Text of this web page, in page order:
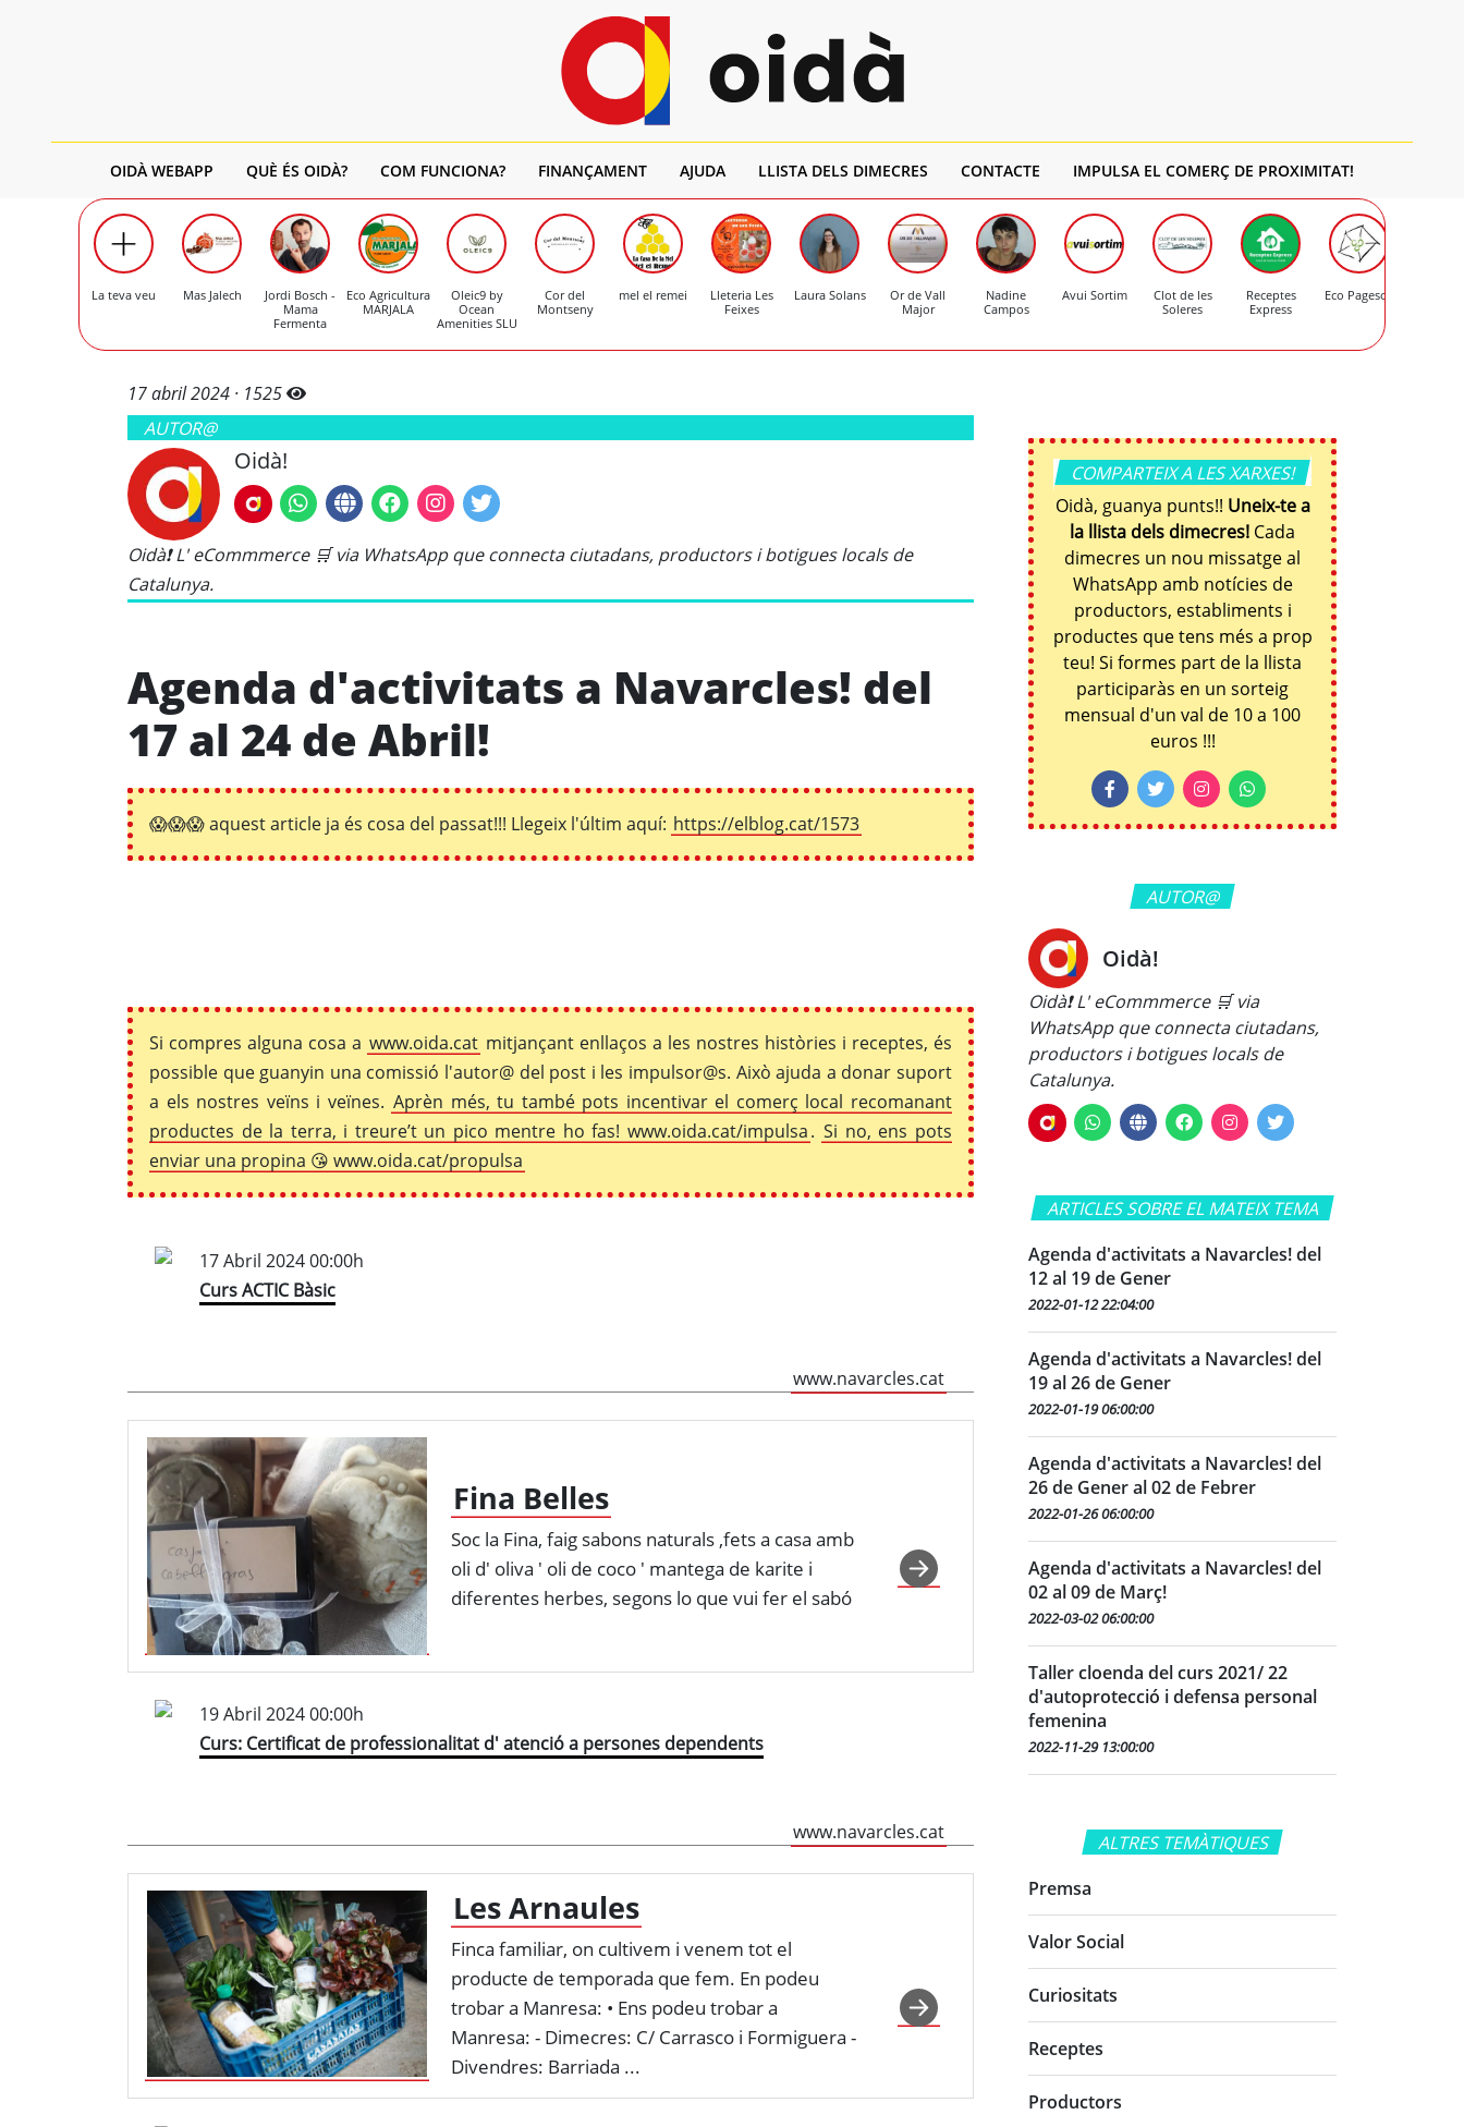
OIDÀ WEBAPP QUÈ ÉS OIDÀ? COM FUNCIONA? FINANÇAMENT AJUDA LLISTA DELS DIMECRES CONTACTE IMPULSA EL COMERÇ DE PROXIMITAT!
La teva veu Mas Jalech
Jordi Bosch -
Mama
Fermenta
Eco Agricultura
MARJALA
Oleic9 by
Ocean
Amenities SLU
Cor del
Montseny
mel el remei
Lleteria Les
Feixes
Laura Solans
Or de Vall
Major
Nadine
Campos
Avui Sortim
Clot de les
Soleres
Receptes
Express
Eco Pagesos
17 abril 2024 · 1525
AUTOR@
Oidà!
Oidà❗ L' eCommmerce 🛒 via WhatsApp que connecta ciutadans, productors i botigues locals de
Catalunya.
Agenda d'activitats a Navarcles! del
17 al 24 de Abril!
😱😱😱 aquest article ja és cosa del passat!!! Llegeix l'últim aquí: https://elblog.cat/1573
Si compres alguna cosa a www.oida.cat mitjançant enllaços a les nostres històries i receptes, és
possible que guanyin una comissió l'autor@ del post i les impulsor@s. Això ajuda a donar suport
a els nostres veïns i veïnes. Aprèn més, tu també pots incentivar el comerç local recomanant
productes de la terra, i treure’t un pico mentre ho fas! www.oida.cat/impulsa. Si no, ens pots
enviar una propina 😘 www.oida.cat/propulsa
17 Abril 2024 00:00h
Curs ACTIC Bàsic
www.navarcles.cat
Fina Belles
Soc la Fina, faig sabons naturals ,fets a casa amb
oli d' oliva ' oli de coco ' mantega de karite i
diferentes herbes, segons lo que vui fer el sabó
19 Abril 2024 00:00h
Curs: Certificat de professionalitat d' atenció a persones dependents
www.navarcles.cat
Les Arnaules
Finca familiar, on cultivem i venem tot el
producte de temporada que fem. En podeu
trobar a Manresa: • Ens podeu trobar a
Manresa: - Dimecres: C/ Carrasco i Formiguera -
Divendres: Barriada ...
COMPARTEIX A LES XARXES!
Oidà, guanya punts!! Uneix-te a
la llista dels dimecres! Cada
dimecres un nou missatge al
WhatsApp amb notícies de
productors, establiments i
productes que tens més a prop
teu! Si formes part de la llista
participaràs en un sorteig
mensual d'un val de 10 a 100
euros !!!
AUTOR@
Oidà!
Oidà❗ L' eCommmerce 🛒 via
WhatsApp que connecta ciutadans,
productors i botigues locals de
Catalunya.
ARTICLES SOBRE EL MATEIX TEMA
Agenda d'activitats a Navarcles! del
12 al 19 de Gener
2022-01-12 22:04:00
Agenda d'activitats a Navarcles! del
19 al 26 de Gener
2022-01-19 06:00:00
Agenda d'activitats a Navarcles! del
26 de Gener al 02 de Febrer
2022-01-26 06:00:00
Agenda d'activitats a Navarcles! del
02 al 09 de Març!
2022-03-02 06:00:00
Taller cloenda del curs 2021/ 22
d'autoprotecció i defensa personal
femenina
2022-11-29 13:00:00
ALTRES TEMÀTIQUES
Premsa
Valor Social
Curiositats
Receptes
Productors